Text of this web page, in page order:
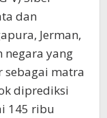
dan
Jerman,
negara yang
sebagai matra
diprediksi
145 ribu